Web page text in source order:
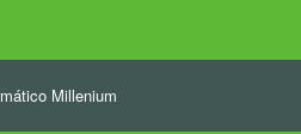
Millenium